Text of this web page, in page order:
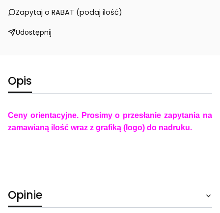
Zapytaj o RABAT (podaj ilość)
Udostępnij
Opis
Ceny orientacyjne. Prosimy o przesłanie zapytania na
zamawianą ilość wraz z grafiką (logo) do nadruku.
Opinie